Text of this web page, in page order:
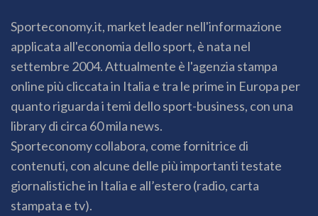
Sporteconomy.it, market leader nell'informazione
applicata all'economia dello sport, è nata nel
settembre 2004. Attualmente è l'agenzia stampa
online più cliccata in Italia e tra le prime in Europa per
quanto riguarda i temi dello sport-business, con una
library di circa 60 mila news.
Sporteconomy collabora, come fornitrice di
contenuti, con alcune delle più importanti testate
giornalistiche in Italia e all’estero (radio, carta
stampata e tv).